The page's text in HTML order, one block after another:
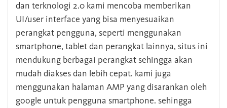
dan terknologi 2.0 kami mencoba memberikan
UI/user interface yang bisa menyesuaikan
perangkat pengguna, seperti menggunakan
smartphone, tablet dan perangkat lainnya, situs ini
mendukung berbagai perangkat sehingga akan
mudah diakses dan lebih cepat. kami juga
menggunakan halaman AMP yang disarankan oleh
google untuk pengguna smartphone. sehingga